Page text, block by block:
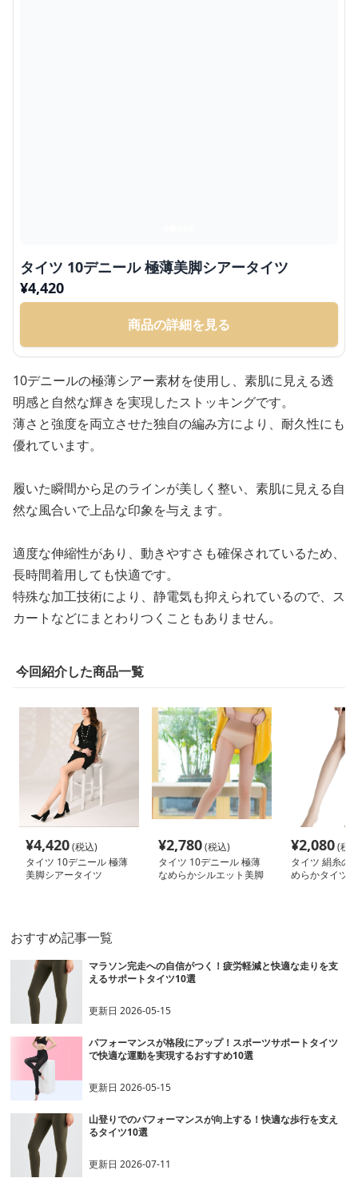
タイツ 10デニール 極薄美脚シアータイツ
¥4,420
商品の詳細を見る
10デニールの極薄シアー素材を使用し、素肌に見える透
明感と自然な輝きを実現したストッキングです。
薄さと強度を両立させた独自の編み方により、耐久性にも
優れています。
履いた瞬間から足のラインが美しく整い、素肌に見える自
然な風合いで上品な印象を与えます。
適度な伸縮性があり、動きやすさも確保されているため、
長時間着用しても快適です。
特殊な加工技術により、静電気も抑えられているので、ス
カートなどにまとわりつくこともありません。
今回紹介した商品一覧
¥4,420(税込)
タイツ 10デニール 極薄
美脚シアータイツ
¥2,780(税込)
タイツ 10デニール 極薄
なめらかシルエット美脚
¥2,080(税
タイツ 絹糸の
めらかタイツ
おすすめ記事一覧
マラソン完走への自信がつく！疲労軽減と快適な走りを支
えるサポートタイツ10選
更新日2026-05-15
パフォーマンスが格段にアップ！スポーツサポートタイツ
で快適な運動を実現するおすすめ10選
更新日2026-05-15
山登りでのパフォーマンスが向上する！快適な歩行を支え
るタイツ10選
更新日2026-07-11